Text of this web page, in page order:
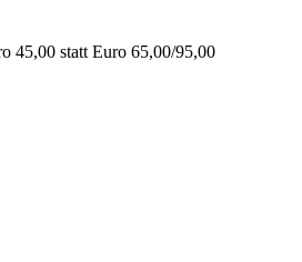
45,00 statt Euro 65,00/95,00